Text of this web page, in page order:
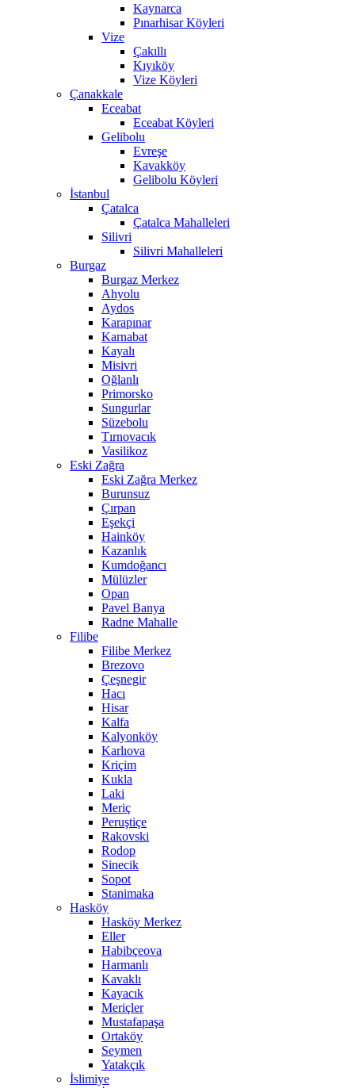
Kaynarca
Pınarhisar Köyleri
Vize
Çakıllı
Kıyıköy
Vize Köyleri
Çanakkale
Eceabat
Eceabat Köyleri
Gelibolu
Evreşe
Kavakköy
Gelibolu Köyleri
İstanbul
Çatalca
Çatalca Mahalleleri
Silivri
Silivri Mahalleleri
Burgaz
Burgaz Merkez
Ahyolu
Aydos
Karapınar
Karnabat
Kayalı
Misivri
Oğlanlı
Primorsko
Sungurlar
Süzebolu
Tırnovacık
Vasilikoz
Eski Zağra
Eski Zağra Merkez
Burunsuz
Çırpan
Eşekçi
Hainköy
Kazanlık
Kumdoğancı
Mülüzler
Opan
Pavel Banya
Radne Mahalle
Filibe
Filibe Merkez
Brezovo
Çeşnegir
Hacı
Hisar
Kalfa
Kalyonköy
Karlıova
Kriçim
Kukla
Laki
Meriç
Peruştiçe
Rakovski
Rodop
Sinecik
Sopot
Stanimaka
Hasköy
Hasköy Merkez
Eller
Habibçeova
Harmanlı
Kavaklı
Kayacık
Meriçler
Mustafapaşa
Ortaköy
Seymen
Yatakçık
İslimiye